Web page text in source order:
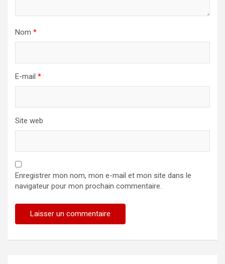
Nom *
E-mail *
Site web
Enregistrer mon nom, mon e-mail et mon site dans le
navigateur pour mon prochain commentaire.